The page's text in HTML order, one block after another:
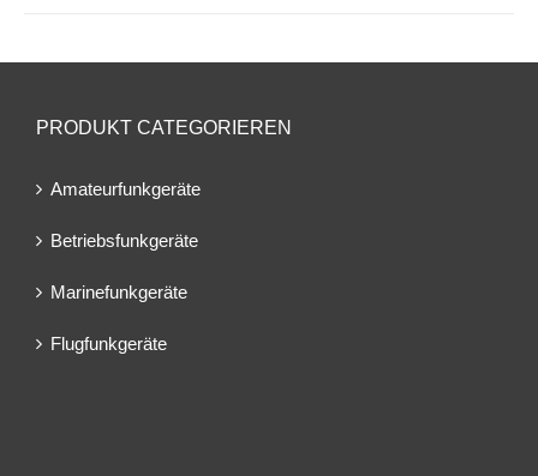
PRODUKT CATEGORIEREN
Amateurfunkgeräte
Betriebsfunkgeräte
Marinefunkgeräte
Flugfunkgeräte